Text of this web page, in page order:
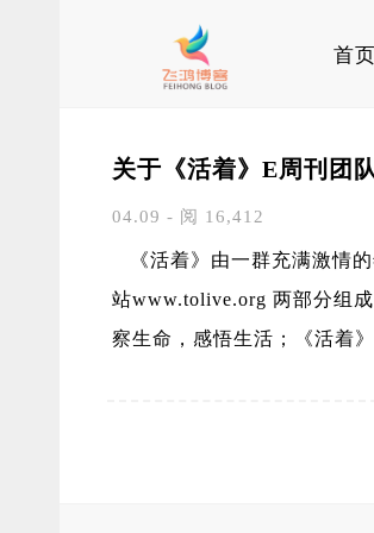
首页
关于《活着》E周刊团
04.09 - 阅 16,412
《活着》由一群充满激情
站www.tolive.org 两部分组
察生命，感悟生活；《活着